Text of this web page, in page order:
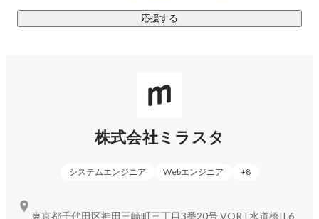
応援する
株式会社ミラスタ
システムエンジニア Webエンジニア +8
東京都千代田区神田三崎町三丁目3番20号 VORT水道橋II 6